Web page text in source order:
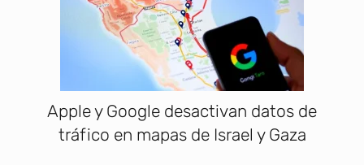
Apple y Google desactivan datos de
tráfico en mapas de Israel y Gaza